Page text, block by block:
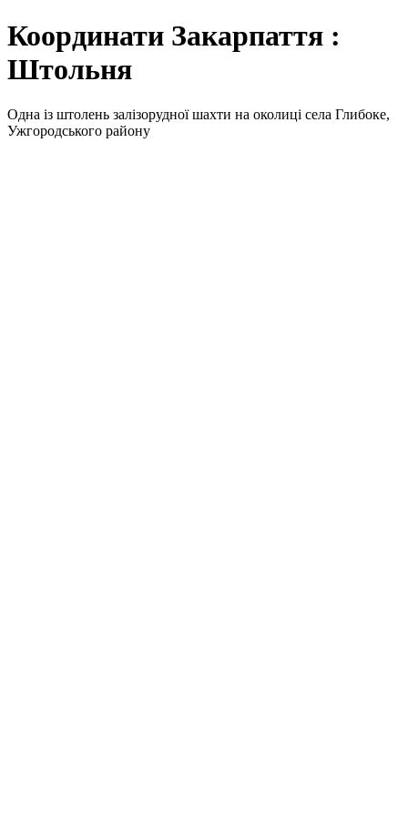
Координати Закарпаття :
Штольня
Одна із штолень залізорудної шахти на околиці села Глибоке,
Ужгородського району